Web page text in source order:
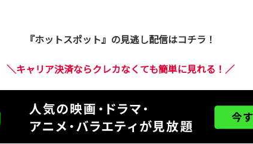
『ホットスポット』の見逃し配信はコチラ！
＼キャリア決済ならクレカなくても簡単に見れる！／